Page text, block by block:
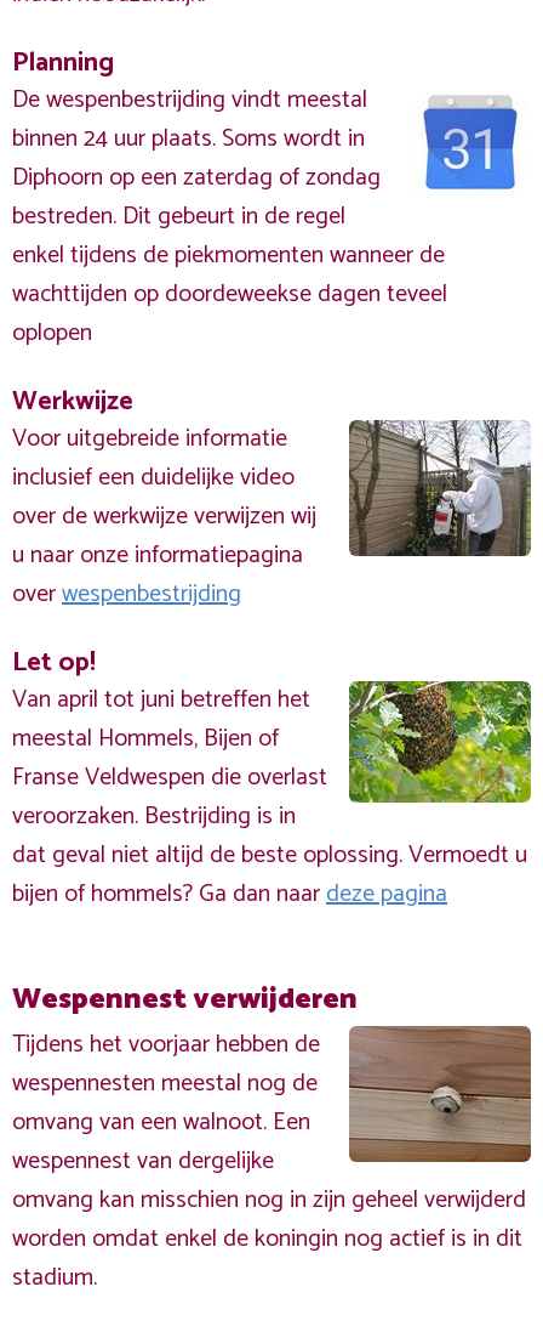
Planning
De wespenbestrijding vindt meestal
binnen 24 uur plaats. Soms wordt in
Diphoorn op een zaterdag of zondag
bestreden. Dit gebeurt in de regel
enkel tijdens de piekmomenten wanneer de
wachttijden op doordeweekse dagen teveel
oplopen
Werkwijze
Voor uitgebreide informatie
inclusief een duidelijke video
over de werkwijze verwijzen wij
u naar onze informatiepagina
overwespenbestrijding
Let op!
Van april tot juni betreffen het
meestal Hommels, Bijen of
Franse Veldwespen die overlast
veroorzaken. Bestrijding is in
dat geval niet altijd de beste oplossing. Vermoedt u
bijen of hommels? Ga dan naardeze pagina
Wespennest verwijderen
Tijdens het voorjaar hebben de
wespennesten meestal nog de
omvang van een walnoot. Een
wespennest van dergelijke
omvang kan misschien nog in zijn geheel verwijderd
worden omdat enkel de koningin nog actief is in dit
stadium.